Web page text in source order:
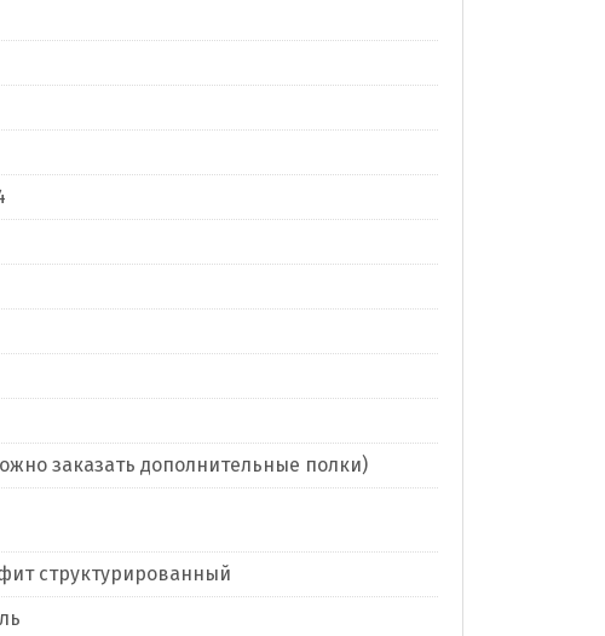
заказать дополнительные полки)
структурированный